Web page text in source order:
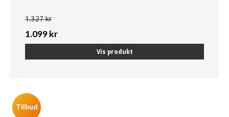
1.327 kr
1.099 kr
Vis produkt
Tilbud